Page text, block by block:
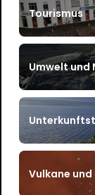
Tourismus
Umwelt und
Vulkane und